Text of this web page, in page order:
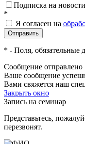
Подписка на
*
Я согласен на
* - Поля, обязательные
Сообщение отправлено
Ваше сообщение
Вами свяжется наш
Закрыть окно
Запись на семинар
Представьтесь,
перезвонят.